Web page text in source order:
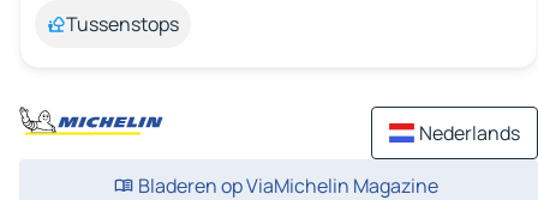
Tussenstops
Nederlands
Bladeren op ViaMichelin Magazine